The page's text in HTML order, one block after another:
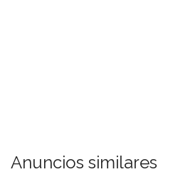
Anuncios similares